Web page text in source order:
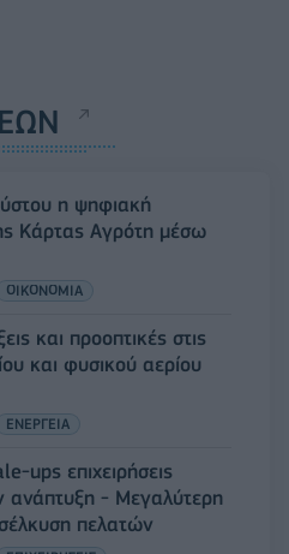
η ψηφιακή
Κάρτας Αγρότη μέσω
ΟΙΚΟΝΟΜΙΑ
και προοπτικές στις
και φυσικού αερίου
ΕΝΕΡΓΕΙΑ
ups επιχειρήσεις
ανάπτυξη - Μεγαλύτερη
πελατών